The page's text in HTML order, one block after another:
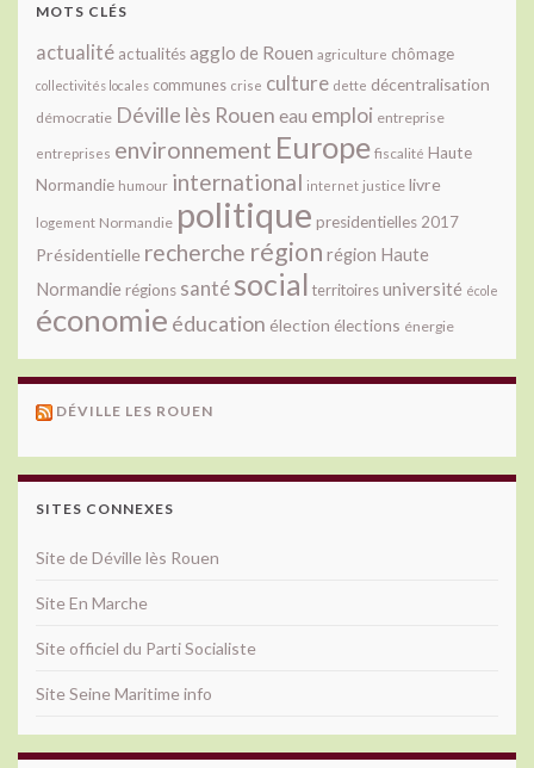
MOTS CLÉS
actualité actualitésagglo de Rouen agriculture chômage
collectivités locales communes crise culture dette décentralisation
démocratie Déville lès Rouen eau emploi entreprise
entreprises environnement Europe fiscalité Haute
Normandie humour international internet justice livre
logement Normandie politique presidentielles 2017
Présidentielle recherche région région Haute
Normandie régions santésocial territoiresuniversité école
économie éducation élection élections énergie
DÉVILLE LES ROUEN
SITES CONNEXES
Site de Déville lès Rouen
Site En Marche
Site officiel du Parti Socialiste
Site Seine Maritime info